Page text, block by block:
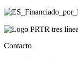
Contacto